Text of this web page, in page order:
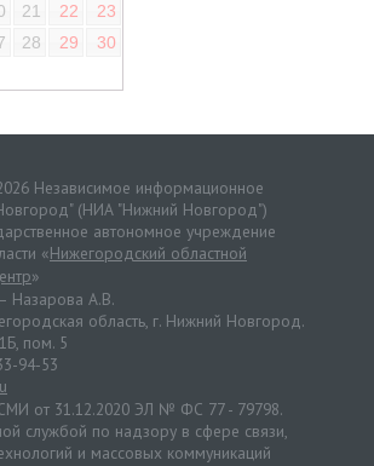
21 22
23
28 29
30
Независимое информационное
(НИА "Нижний Новгород")
автономное учреждение
«Нижегородский областной
»
Назарова А.В.
область, г. Нижний Новгород.
пом. 5
94-53
СМИ от 31.12.2020 ЭЛ № ФС 77 - 79798.
службой по надзору в сфере связи,
и массовых коммуникаций